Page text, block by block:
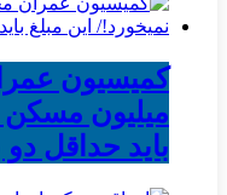
میلیون مسکن
باید حداقل